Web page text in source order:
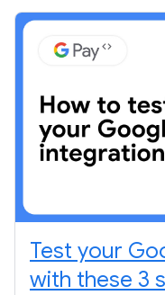
Test your
with these 3